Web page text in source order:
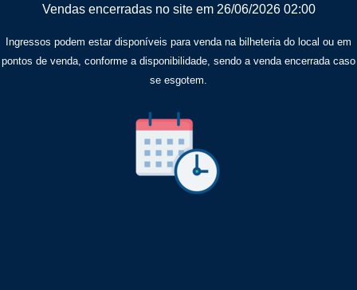
Vendas encerradas no site em 26/06/2026 02:00
Ingressos podem estar disponíveis para venda na bilheteria do local ou em
pontos de venda, conforme a disponibilidade, sendo a venda encerrada caso
se esgotem.